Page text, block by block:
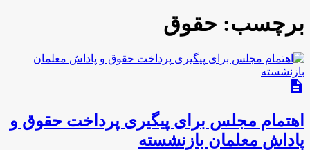
برچسب: حقوق
description
اهتمام مجلس برای پیگیری پرداخت حقوق و
پاداش معلمان بازنشسته